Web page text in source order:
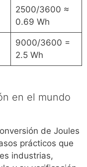
2500/3600 ≈
0.69 Wh
9000/3600 =
2.5 Wh
en el mundo
de Joules
prácticos que
industrias,